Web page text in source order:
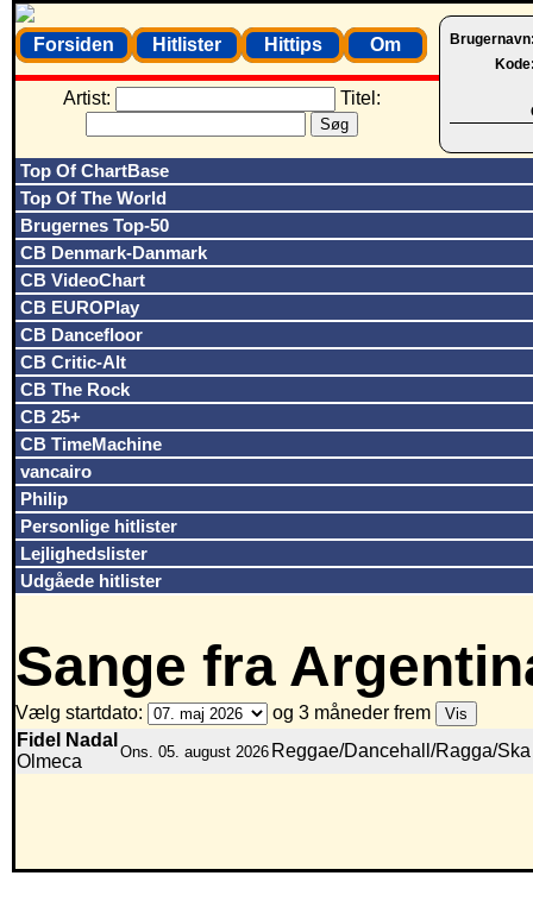
Forsiden Hitlister Hittips Om
Artist: Titel:
Top Of ChartBase
Top Of The World
Brugernes Top-50
CB Denmark-Danmark
CB VideoChart
CB EUROPlay
CB Dancefloor
CB Critic-Alt
CB The Rock
CB 25+
CB TimeMachine
vancairo
Philip
Personlige hitlister
Lejlighedslister
Udgåede hitlister
Sange fra
Vælg startdato:
og 3 måneder frem
Fidel Nadal
Olmeca
Ons. 05. august 2026 Reggae/Dancehall/Ragga/Ska